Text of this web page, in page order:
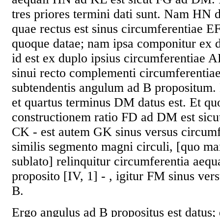
tres priores termini dati sunt. Nam HN
quae rectus est sinus circumferentiae
quoque datae; nam ipsa componitur ex
id est ex duplo ipsius circumferentiae
sinui recto complementi
subtendentis angulum ad B
et quartus terminus DM datus est. Et
constructionem ratio FD ad DM est
CK - est autem GK sinus versus
similis segmento magni circuli, [quo
sublato] relinquitur circumferentia
proposito [IV, 1] - , igitur FM sinus
B.
Ergo angulus ad B propositus est